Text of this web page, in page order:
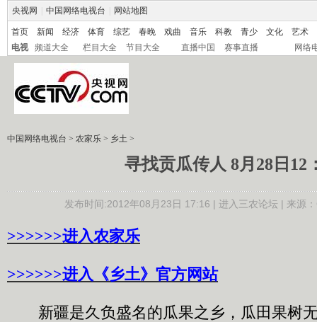
央视网 中国网络电视台 网站地图
首页 新闻 经济 体育 综艺 春晚 戏曲 音乐 科教 青少 文化
艺术
电视
频道大全 栏目大全 节目大全 直播中国 赛事直播 网络
中国网络电视台 > 农家乐 > 乡土 >
寻找贡瓜传人 8月28日12
发布时间:2012年08月23日 17:16 | 进入三农论坛| 来源
>>>>>>进入农家乐
>>>>>>进入《乡土》官方网站
新疆是久负盛名的瓜果之乡，瓜田果树